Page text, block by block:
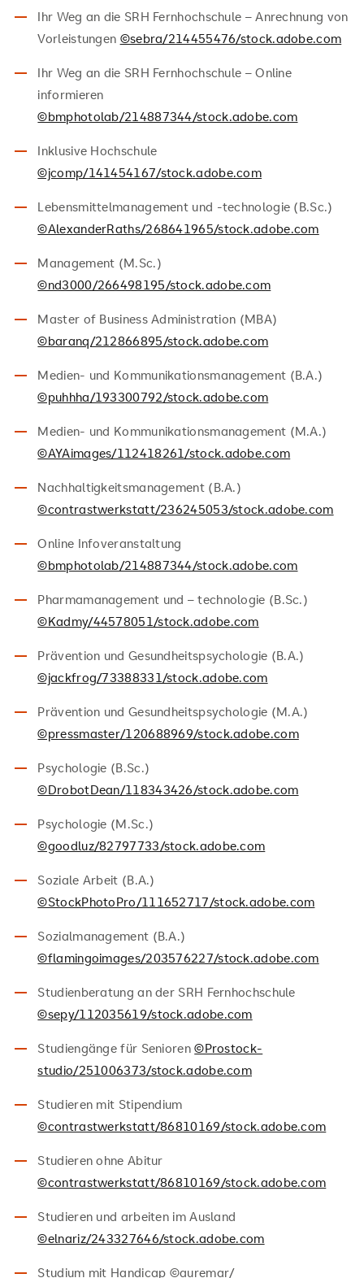
Ihr Weg an die SRH Fernhochschule – Anrechnung von
Vorleistungen ©sebra/214455476/stock.adobe.com
Ihr Weg an die SRH Fernhochschule – Online
informieren
©bmphotolab/214887344/stock.adobe.com
Inklusive Hochschule
©jcomp/141454167/stock.adobe.com
Lebensmittelmanagement und -technologie (B.Sc.)
©AlexanderRaths/268641965/stock.adobe.com
Management (M.Sc.)
©nd3000/266498195/stock.adobe.com
Master of Business Administration (MBA)
©baranq/212866895/stock.adobe.com
Medien- und Kommunikationsmanagement (B.A.)
©puhhha/193300792/stock.adobe.com
Medien- und Kommunikationsmanagement (M.A.)
©AYAimages/112418261/stock.adobe.com
Nachhaltigkeitsmanagement (B.A.)
©contrastwerkstatt/236245053/stock.adobe.com
Online Infoveranstaltung
©bmphotolab/214887344/stock.adobe.com
Pharmamanagement und – technologie (B.Sc.)
©Kadmy/44578051/stock.adobe.com
Prävention und Gesundheitspsychologie (B.A.)
©jackfrog/73388331/stock.adobe.com
Prävention und Gesundheitspsychologie (M.A.)
©pressmaster/120688969/stock.adobe.com
Psychologie (B.Sc.)
©DrobotDean/118343426/stock.adobe.com
Psychologie (M.Sc.)
©goodluz/82797733/stock.adobe.com
Soziale Arbeit (B.A.)
©StockPhotoPro/111652717/stock.adobe.com
Sozialmanagement (B.A.)
©flamingoimages/203576227/stock.adobe.com
Studienberatung an der SRH Fernhochschule
©sepy/112035619/stock.adobe.com
Studiengänge für Senioren©Prostock-
studio/251006373/stock.adobe.com
Studieren mit Stipendium
©contrastwerkstatt/86810169/stock.adobe.com
Studieren ohne Abitur
©contrastwerkstatt/86810169/stock.adobe.com
Studieren und arbeiten im Ausland
©elnariz/243327646/stock.adobe.com
Studium mit Handicap ©auremar/